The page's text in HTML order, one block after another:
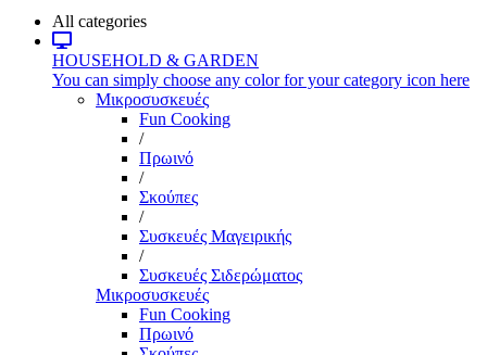
All categories
HOUSEHOLD & GARDEN
You can simply choose any color for your category icon here
Μικροσυσκευές
Fun Cooking
/
Πρωινό
/
Σκούπες
/
Συσκευές Μαγειρικής
/
Συσκευές Σιδερώματος
Μικροσυσκευές
Fun Cooking
Πρωινό